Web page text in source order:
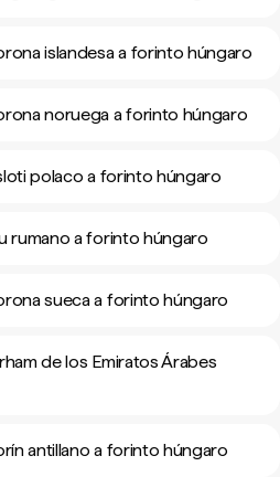
islandesa a forinto húngaro
noruega a forinto húngaro
polaco a forinto húngaro
rumano a forinto húngaro
sueca a forinto húngaro
de los Emiratos Árabes
antillano a forinto húngaro